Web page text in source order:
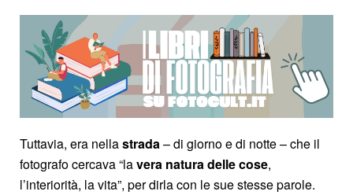
Tuttavia, era nellastrada– di giorno e di notte – che il
fotografo cercava “lavera natura delle cose,
l’interiorità, la vita”, per dirla con le sue stesse parole.